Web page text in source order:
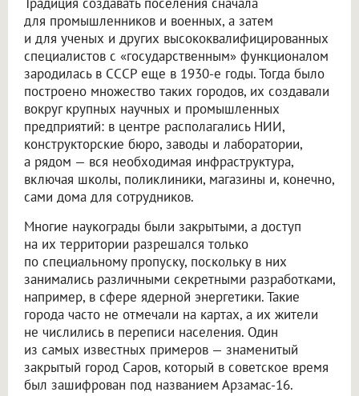
для промышленников и военных, а затем
и для ученых и других высококвалифицированных
специалистов с «государственным» функционалом
зародилась в СССР еще в 1930-е годы. Тогда было
построено множество таких городов, их создавали
вокруг крупных научных и промышленных
предприятий: в центре располагались НИИ,
конструкторские бюро, заводы и лаборатории,
а рядом — вся необходимая инфраструктура,
включая школы, поликлиники, магазины и, конечно,
сами дома для сотрудников.
Многие наукограды были закрытыми, а доступ
на их территории разрешался только
по специальному пропуску, поскольку в них
занимались различными секретными разработками,
например, в сфере ядерной энергетики. Такие
города часто не отмечали на картах, а их жители
не числились в переписи населения. Один
из самых известных примеров — знаменитый
закрытый город Саров, который в советское время
был зашифрован под названием Арзамас-16.